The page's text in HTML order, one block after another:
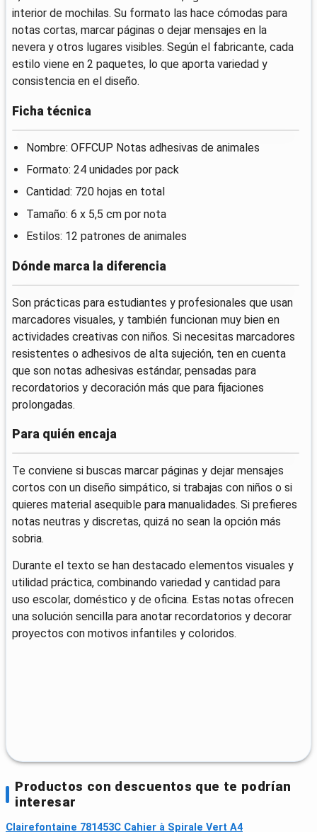
interior de mochilas. Su formato las hace cómodas para
notas cortas, marcar páginas o dejar mensajes en la
nevera y otros lugares visibles. Según el fabricante, cada
estilo viene en 2 paquetes, lo que aporta variedad y
consistencia en el diseño.
Ficha técnica
Nombre: OFFCUP Notas adhesivas de animales
Formato: 24 unidades por pack
Cantidad: 720 hojas en total
Tamaño: 6 x 5,5 cm por nota
Estilos: 12 patrones de animales
Dónde marca la diferencia
Son prácticas para estudiantes y profesionales que usan
marcadores visuales, y también funcionan muy bien en
actividades creativas con niños. Si necesitas marcadores
resistentes o adhesivos de alta sujeción, ten en cuenta
que son notas adhesivas estándar, pensadas para
recordatorios y decoración más que para fijaciones
prolongadas.
Para quién encaja
Te conviene si buscas marcar páginas y dejar mensajes
cortos con un diseño simpático, si trabajas con niños o si
quieres material asequible para manualidades. Si prefieres
notas neutras y discretas, quizá no sean la opción más
sobria.
Durante el texto se han destacado elementos visuales y
utilidad práctica, combinando variedad y cantidad para
uso escolar, doméstico y de oficina. Estas notas ofrecen
una solución sencilla para anotar recordatorios y decorar
proyectos con motivos infantiles y coloridos.
Productos con descuentos que te podrían
interesar
Clairefontaine 781453C Cahier à Spirale Vert A4